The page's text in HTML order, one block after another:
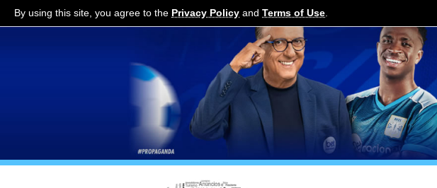
By using this site, you agree to the Privacy Policy and Terms of Use.